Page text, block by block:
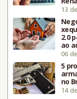
13
2.0
ao
06
5
no
14